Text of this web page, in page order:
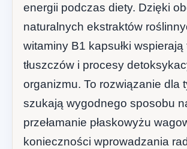
energii podczas diety. Dzięki
naturalnych ekstraktów
witaminy B1 kapsułki wspierają
tłuszczów i procesy
organizmu. To rozwiązanie dla
szukają wygodnego sposobu
przełamanie płaskowyżu
konieczności wprowadzania